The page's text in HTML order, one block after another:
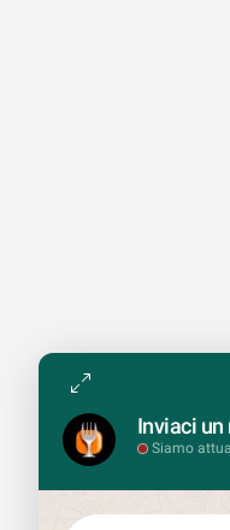
Inviaci
Siamo